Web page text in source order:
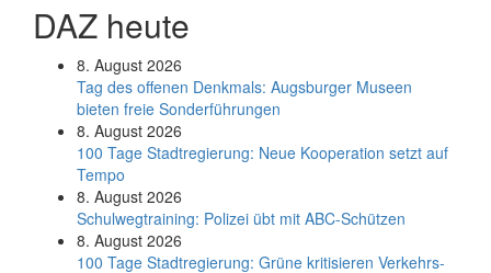
DAZ heute
8. August 2026
Tag des offenen Denkmals: Augsburger Museen
bieten freie Sonderführungen
8. August 2026
100 Tage Stadtregierung: Neue Kooperation setzt auf
Tempo
8. August 2026
Schul­weg­trai­ning: Poli­zei übt mit ABC-Schüt­zen
8. August 2026
100 Tage Stadtregierung: Grüne kritisieren Verkehrs-